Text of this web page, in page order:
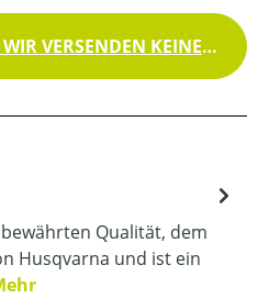
NACHRICHT SENDEN. ! WIR VERSENDEN KEINE WAREN !
Qualität, dem
Husqvarna und ist ein